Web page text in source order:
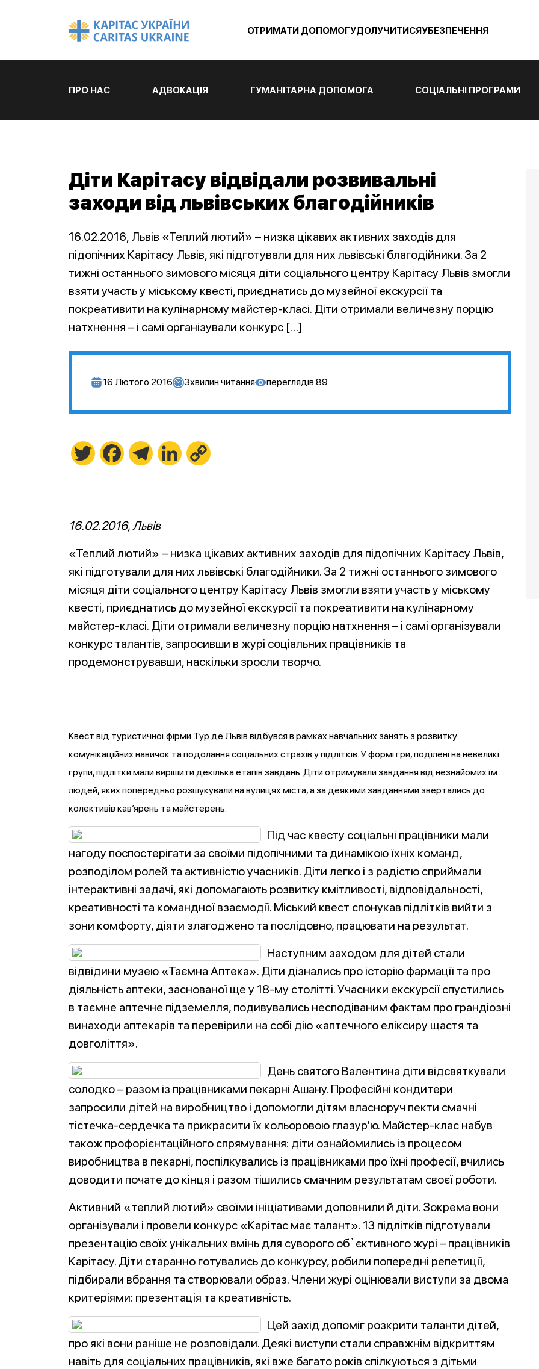
ОТРИМАТИ ДОПОМОГУДОЛУЧИТИСЯУБЕЗПЕЧЕННЯ
ПРО НАС АДВОКАЦІЯ ГУМАНІТАРНА ДОПОМОГА СОЦІАЛЬНІ ПРОГРАМИ
Діти Карітасу відвідали розвивальні
заходи від львівських благодійників
16.02.2016, Львів «Теплий лютий» – низка цікавих активних заходів для
підопічних Карітасу Львів, які підготували для них львівські благодійники. За 2
тижні останнього зимового місяця діти соціального центру Карітасу Львів змогли
взяти участь у міському квесті, приєднатись до музейної екскурсії та
покреативити на кулінарному майстер-класі. Діти отримали величезну порцію
натхнення – і самі організували конкурс […]
16 Лютого 2016 3хвилин читання переглядів 89
Twitter FacebookTelegramLinkedIn
16.02.2016, Львів
«Теплий лютий» – низка цікавих активних заходів для підопічних Карітасу Львів,
які підготували для них львівські благодійники. За 2 тижні останнього зимового
місяця діти соціального центру Карітасу Львів змогли взяти участь у міському
квесті, приєднатись до музейної екскурсії та покреативити на кулінарному
майстер-класі. Діти отримали величезну порцію натхнення – і самі організували
конкурс талантів, запросивши в журі соціальних працівників та
продемонструвавши, наскільки зросли творчо.
Квест від туристичної фірми Тур де Львів відбувся в рамках навчальних занять з розвитку
комунікаційних навичок та подолання соціальних страхів у підлітків. У формі гри, поділені на невеликі
групи, підлітки мали вирішити декілька етапів завдань. Діти отримували завдання від незнайомих їм
людей, яких попередньо розшукували на вулицях міста, а за деякими завданнями звертались до
колективів кав’ярень та майстерень.
Під час квесту соціальні працівники мали
нагоду поспостерігати за своїми підопічними та динамікою їхніх команд,
розподілом ролей та активністю учасників. Діти легко і з радістю сприймали
інтерактивні задачі, які допомагають розвитку кмітливості, відповідальності,
креативності та командної взаємодії. Міський квест спонукав підлітків вийти з
зони комфорту, діяти злагоджено та послідовно, працювати на результат.
Наступним заходом для дітей стали
відвідини музею «Таємна Аптека». Діти дізнались про історію фармації та про
діяльність аптеки, заснованої ще у 18-му столітті. Учасники екскурсії спустились
в таємне аптечне підземелля, подивувались несподіваним фактам про грандіозні
винаходи аптекарів та перевірили на собі дію «аптечного еліксиру щастя та
довголіття».
День святого Валентина діти відсвяткували
солодко – разом із працівниками пекарні Ашану. Професійні кондитери
запросили дітей на виробництво і допомогли дітям власноруч пекти смачні
тістечка-сердечка та прикрасити їх кольоровою глазур’ю. Майстер-клас набув
також профорієнтаційного спрямування: діти ознайомились із процесом
виробництва в пекарні, поспілкувались із працівниками про їхні професії, вчились
доводити почате до кінця і разом тішились смачним результатам своєї роботи.
Активний «теплий лютий» своїми ініціативами доповнили й діти. Зокрема вони
організували і провели конкурс «Карітас має талант». 13 підлітків підготували
презентацію своїх унікальних вмінь для суворого об`єктивного журі – працівників
Карітасу. Діти старанно готувались до конкурсу, робили попередні репетиції,
підбирали вбрання та створювали образ. Члени журі оцінювали виступи за двома
критеріями: презентація та креативність.
Цей захід допоміг розкрити таланти дітей,
про які вони раніше не розповідали. Деякі виступи стали справжнім відкриттям
навіть для соціальних працівників, які вже багато років спілкуються з дітьми